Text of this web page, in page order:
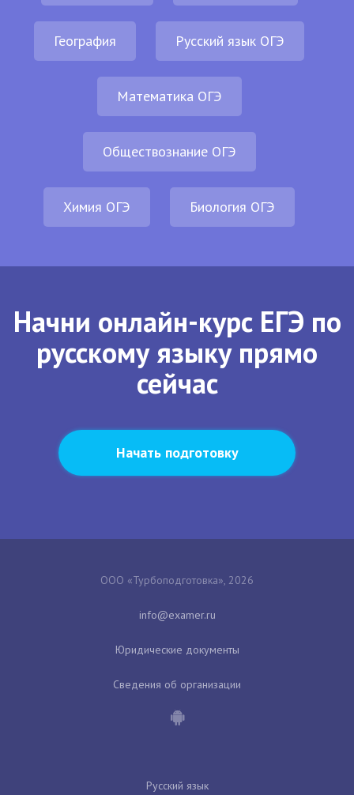
География Русский язык ОГЭ
Математика ОГЭ
Обществознание ОГЭ
Химия ОГЭ Биология ОГЭ
Начни онлайн-курс ЕГЭ по
русскому языку прямо
сейчас
Начать подготовку
ООО «Турбоподготовка», 2026
Юридические документы
Сведения об организации
Русский язык